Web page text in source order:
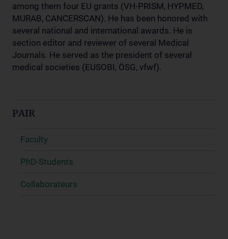
among them four EU grants (VH-PRISM, HYPMED,
MURAB, CANCERSCAN). He has been honored with
several national and international awards. He is
section editor and reviewer of several Medical
Journals. He served as the president of several
medical societies (EUSOBI, ÖSG, vfwf).
PAIR
Faculty
PhD-Students
Collaborateurs